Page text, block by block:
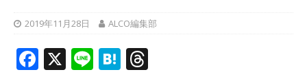
2019年11月28日 ALCO編集部
F X Li H